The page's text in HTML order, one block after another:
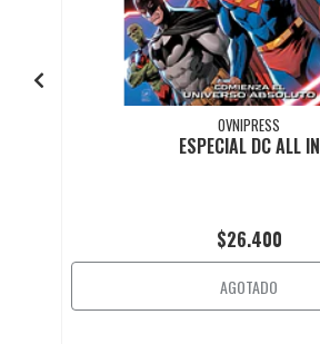
OVNIPRESS
ESPECIAL DC ALL IN
$26.400
AGOTADO